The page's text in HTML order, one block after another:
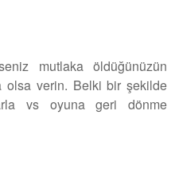
mutlaka öldüğünüzün
olsa verin. Belki bir şekilde
vs oyuna geri dönme